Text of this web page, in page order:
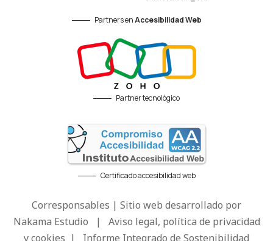
Partners enAccesibilidad Web
Partner tecnológico
Certificado accesibilidad web
Corresponsables | Sitio web desarrollado por
Nakama Estudio | Aviso legal, política de privacidad
y cookies | Informe Integrado de Sostenibilidad